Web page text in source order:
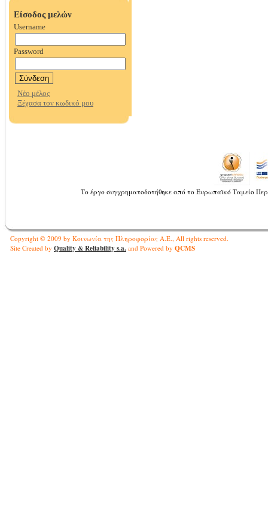
Το έργο συγχρηματοδοτήθηκε από το Ευρωπαϊκό Ταμείο
Copyright © 2009 by Κοινωνία της Πληροφορίας Α.Ε., All rights reserved.
Site Created by Quality & Reliability s.a. and Powered by QCMS